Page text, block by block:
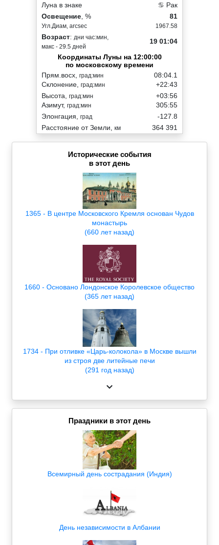
Луна в знаке
♋ Рак
Освещение , %
Угл.Диам, arcsec
81
1967.58
Возраст: дни час:мин,
макс - 29.5 дней
19 01:04
Координаты Луны на 12:00:00
по московскому времени
Прям.восх, град:мин
Склонение, град:мин
08:04.1
+22:43
Высота, град:мин
Азимут, град:мин
+03:56
305:55
Элонгация, град
-127.8
Расстояние от Земли, км 364 391
Исторические события
в этот день
1365 - В центре Московского Кремля основан Чудов
монастырь
(660 лет назад)
1660 - Основано Лондонское Королевское общество
(365 лет назад)
1734 - При отливке «Царь-колокола» в Москве вышли
из строя две литейные печи
(291 год назад)
Праздники в этот день
Всемирный день сострадания (Индия)
День независимости в Албании